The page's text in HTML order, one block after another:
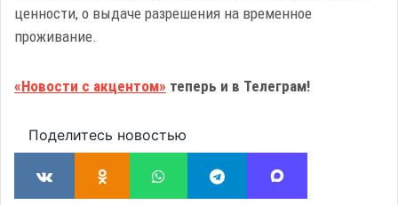
ценности, о выдаче разрешения на временное
проживание.
«Новости с акцентом» теперь и в Телеграм!
Поделитесь новостью